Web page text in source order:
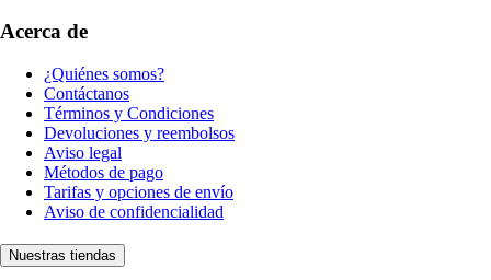
Acerca de
¿Quiénes somos?
Contáctanos
Términos y Condiciones
Devoluciones y reembolsos
Aviso legal
Métodos de pago
Tarifas y opciones de envío
Aviso de confidencialidad
Nuestras tiendas